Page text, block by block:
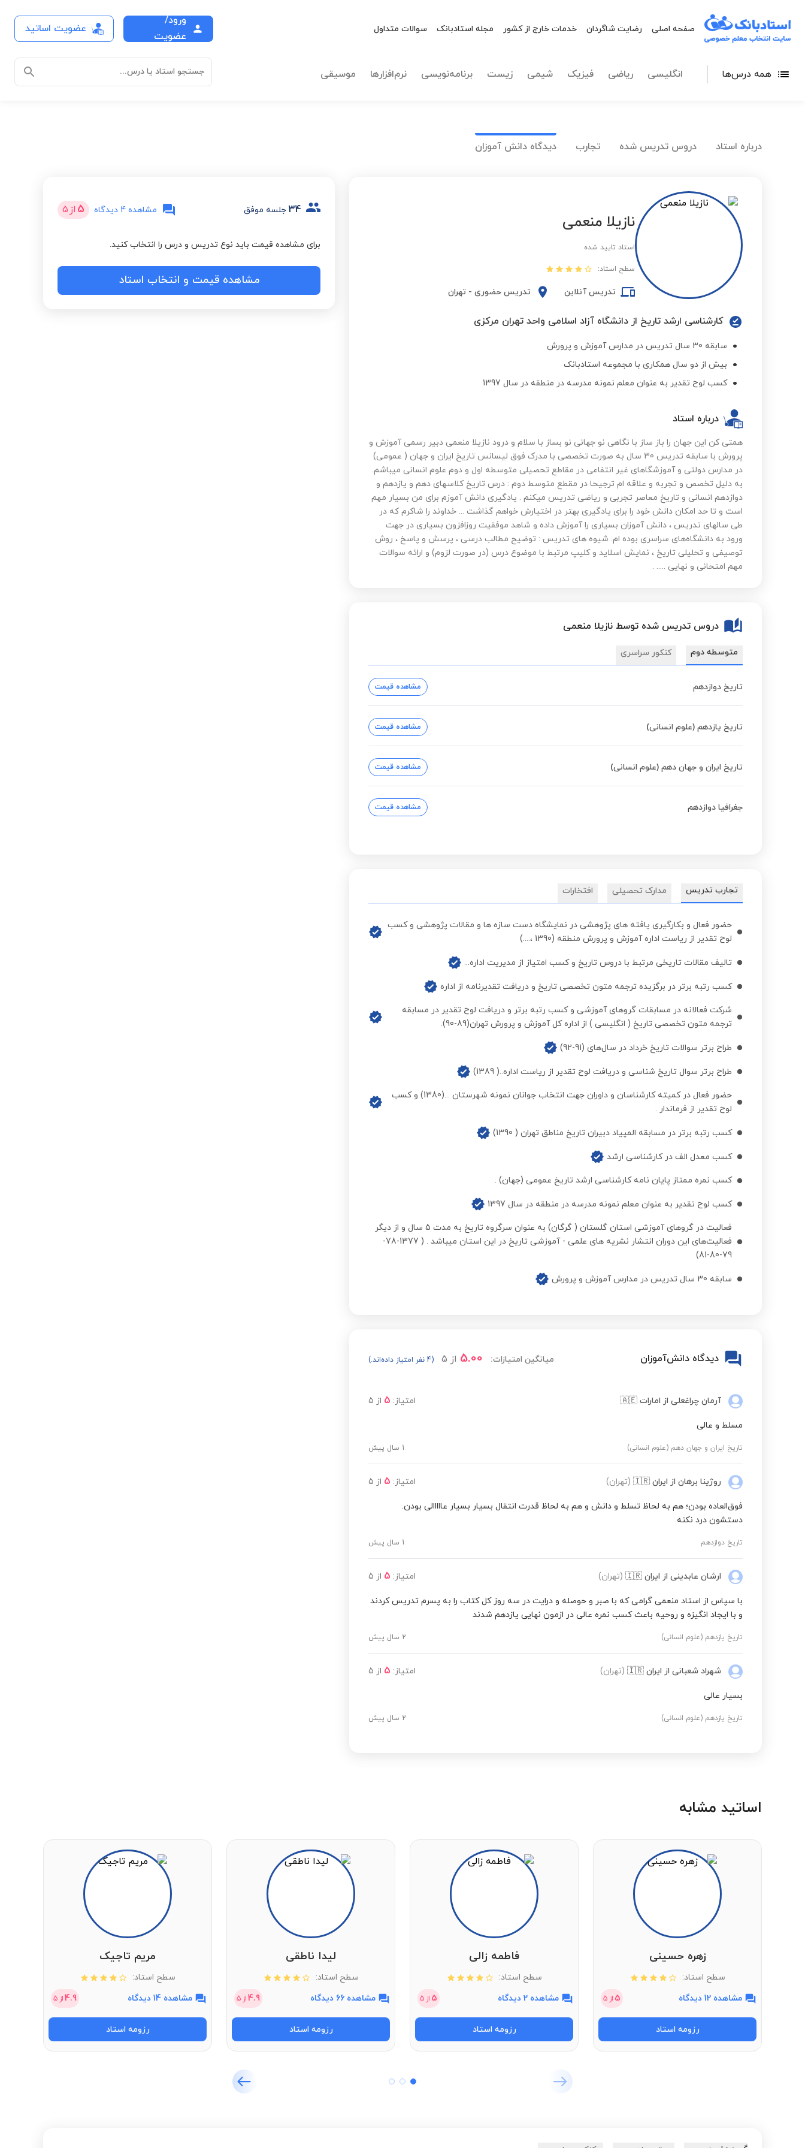
صفحه اصلی رضایت شاگردان خدمات خارج از کشور مجله استادبانک سوالات متداول
ورود/
عضویت
عضویت اساتید
همه درس‌ها انگلیسی ریاضی فیزیک شیمی زیست برنامه‌نویسی نرم‌افزارها موسیقی جستجو استاد یا درس...
درباره استاد دروس تدریس شده تجارب دیدگاه دانش آموزان
نازیلا منعمی
استاد تایید شده
سطح استاد:
تدریس آنلاین تدریس حضوری - تهران
کارشناسی ارشد تاریخ از دانشگاه آزاد اسلامی واحد تهران مرکزی
سابقه 30 سال تدریس در مدارس آموزش و پرورش
بیش از دو سال همکاری با مجموعه استادبانک
کسب لوح تقدیر به عنوان معلم نمونه مدرسه در منطقه در سال 1397
درباره استاد
همتی کن این جهان را باز ساز با نگاهی نو جهانی نو بساز با سلام و درود نازیلا منعمی دبیر رسمی آموزش و
پرورش با سابقه تدریس 30 سال به صورت تخصصی با مدرک فوق لیسانس تاریخ ایران و جهان ( عمومی)
در مدارس دولتی و آموزشگاهای غیر انتفاعی در مقاطع تحصیلی متوسطه اول و دوم علوم انسانی میباشم.
به دلیل تخصص و تجربه و علاقه ام ترجیحا در مقطع متوسط دوم : درس تاریخ کلاسهای دهم و یازدهم و
دوازدهم انسانی و تاریخ معاصر تجربی و ریاضی تدریس میکنم . یادگیری دانش آموزم برای من بسیار مهم
است و تا حد امکان دانش خود را برای یادگیری بهتر در اختیارش خواهم گذاشت ... خداوند را شاکرم که در
طی سالهای تدریس ، دانش آموزان بسیاری را آموزش داده و شاهد موفقیت روزافزون بسیاری در جهت
ورود به دانشگاه‌های سراسری بوده ام. شیوه های تدریس : توضیح مطالب درسی ، پرسش و پاسخ ، روش
توصیفی و تحلیلی تاریخ ، نمایش اسلاید و کلیپ مرتبط با موضوع درس (در صورت لزوم) و ارائه سوالات
مهم امتحانی و نهایی ..... .
دروس تدریس شده توسط نازیلا منعمی
متوسطه دوم کنکور سراسری
تاریخ دوازدهم مشاهده قیمت
تاریخ یازدهم (علوم انسانی) مشاهده قیمت
تاریخ ایران و جهان دهم (علوم انسانی) مشاهده قیمت
جغرافیا دوازدهم مشاهده قیمت
تجارب تدریس مدارک تحصیلی افتخارات
حضور فعال و بکارگیری یافته های پژوهشی در نمایشگاه دست سازه ها و مقالات پژوهشی و کسب
لوح تقدیر از ریاست اداره آموزش و پرورش منطقه (1390 ،....)
تالیف مقالات تاریخی مرتبط با دروس تاریخ و کسب امتیاز از مدیریت اداره‌...
کسب رتبه برتر در برگزیده ترجمه متون تخصصی تاریخ و دریافت تقدیرنامه از اداره
شرکت فعالانه در مسابقات گروهای آموزشی و کسب رتبه برتر و دریافت لوح تقدیر در مسابقه
ترجمه متون تخصصی تاریخ ( انگلیسی ) از اداره کل آموزش و پرورش تهران(89-90).
طراح برتر سوالات تاریخ خرداد در سال‌های (91-92)
طراح برتر سوال تاریخ شناسی و دریافت لوح تقدیر از ریاست اداره..( 1389)
حضور فعال در کمیته کارشناسان و داوران جهت انتخاب جوانان نمونه شهرستان ...(1380) و کسب
لوح تقدیر از فرماندار .
کسب رتبه برتر در مسابقه المپیاد دبیران تاریخ مناطق تهران ( 1390)
کسب معدل الف در کارشناسی ارشد
کسب نمره ممتاز پایان نامه کارشناسی ارشد تاریخ عمومی (جهان) .
کسب لوح تقدیر به عنوان معلم نمونه مدرسه در منطقه در سال 1397
فعالیت در گروهای آموزشی استان گلستان ( گرگان) به عنوان سرگروه تاریخ به مدت 5 سال و از دیگر
فعالیت‌های این دوران انتشار نشریه های علمی - آموزشی تاریخ در این استان میباشد . ( 1377-78-
79-80-81)
سابقه 30 سال تدریس در مدارس آموزش و پرورش
دیدگاه دانش‌آموزان میانگین امتیازات: 5.00 از 5 (4 نفر امتیاز داده‌اند.)
آرمان چراغعلی از امارات 🇦🇪 امتیاز: 5 از 5
مسلط و عالی
تاریخ ایران و جهان دهم (علوم انسانی) 1 سال پیش
روژینا برهان از ایران 🇮🇷 (تهران) امتیاز: 5 از 5
فوق‌العاده بودن؛ هم به لحاظ تسلط و دانش و هم به لحاظ قدرت انتقال بسیار بسیار عااااالی بودن.
دستشون درد نکنه
تاریخ دوازدهم 1 سال پیش
ارشان عابدینی از ایران 🇮🇷 (تهران) امتیاز: 5 از 5
با سپاس از استاد منعمی گرامی که با صبر و حوصله و درایت در سه روز کل کتاب را به پسرم تدریس کردند
و با ایجاد انگیزه و روحیه باعث کسب نمره عالی در ازمون نهایی یازدهم شدند
تاریخ یازدهم (علوم انسانی) 2 سال پیش
شهراد شعبانی از ایران 🇮🇷 (تهران) امتیاز: 5 از 5
بسیار عالی
تاریخ یازدهم (علوم انسانی) 2 سال پیش
34 جلسه موفق مشاهده 4 دیدگاه 5 از 5
برای مشاهده قیمت باید نوع تدریس و درس را انتخاب کنید.
مشاهده قیمت و انتخاب استاد
اساتید مشابه
زهره حسینی
سطح استاد:
مشاهده 12 دیدگاه
5 از 5
رزومه استاد
فاطمه زالی
سطح استاد:
مشاهده 2 دیدگاه
5 از 5
رزومه استاد
لیدا ناطقی
سطح استاد:
مشاهده 66 دیدگاه
4.9از 5
رزومه استاد
مریم تاجیک
سطح استاد:
مشاهده 14 دیدگاه
4.9از 5
رزومه استاد